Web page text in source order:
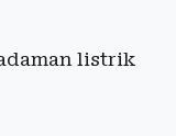
listrik